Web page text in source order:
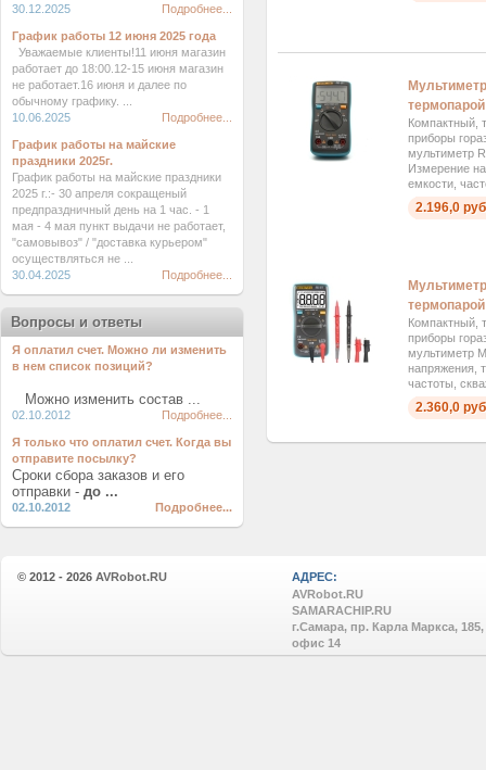
Компактный,
приборы
мультиметр
Измерение
емкости,
2.196,0
Компактный,
приборы
мультиметр
напряжения,
частоты,
2.360,0
30.12.2025
Подробнее...
График работы 12 июня 2025 года
Уважаемые клиенты!11 июня магазин
работает до 18:00.12-15 июня магазин
не работает.16 июня и далее по
обычному графику. ...
10.06.2025
Подробнее...
График работы на майские
праздники 2025г.
График работы на майские праздники
2025 г.:- 30 апреля сокращеный
предпраздничный день на 1 час. - 1
мая - 4 мая пункт выдачи не работает,
"самовывоз" / "доставка курьером"
осуществляться не ...
30.04.2025
Подробнее...
Вопросы и ответы
Я оплатил счет. Можно ли изменить
в нем список позиций?
Можно изменить состав ...
02.10.2012 Подробнее...
Я только что оплатил счет. Когда вы
отправите посылку?
Сроки сбора заказов и его
отправки - до ...
02.10.2012 Подробнее...
© 2012 - 2026 AVRobot.RU
АДРЕС:
AVRobot.RU
SAMARACHIP.RU
г.Самара, пр. Карла Маркса, 185,
офис 14